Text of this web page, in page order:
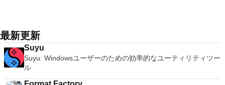
シンでVNC Viewerにサインインします。そこから、コンピュ
ーターを確認して接続できます。 VNC Connectを使用する
と、セッションはエンドツーエンドで暗号化されます。アプリ
はすぐに各コンピューターをパスワードで保護します。コンピ
ューターへのログインに使用するのと同じユーザー名とパスワ
ードを入力するだけです。 WIN 7,8,8.1,10をサポートしま
レーティングシステムのサポート。 USB 2.0デバイスのサポー
ト。 起動時にアプライアンス情報を取得します。 直感的なホ
ームページインターフェイスを介して仮想マシンに簡単にアク
セスできます。 VMware Playerは、Microsoft Virtual Server仮
います。
remote Telnet or SSH hosts. It sports a clean and crisp layout
that is easy to work with. The application does not take a long
time to wrap your head around and is also very light on
system resources. So, if you need a free terminal emulator,
which is easy to master and supports remote Telnet or SSH
host connections then Tera Term is a good choice.
最新更新
Suyu
Suyu: Windowsユーザーのための効率的なユーティリティツー
ル